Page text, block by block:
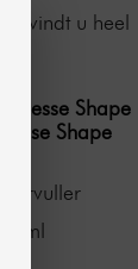
vindt u heel
Shape
ml